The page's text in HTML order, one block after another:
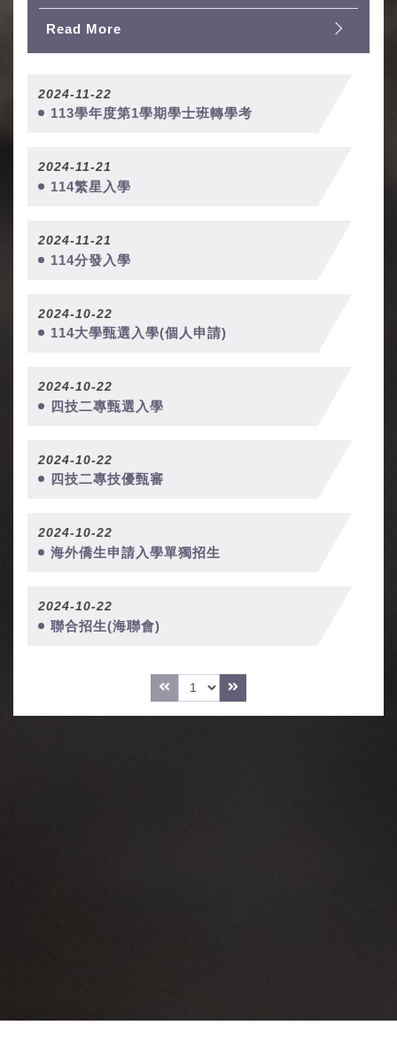
Read More
2024-11-22
113學年度第1學期學士班轉學考
2024-11-21
114繁星入學
2024-11-21
114分發入學
2024-10-22
114大學甄選入學(個人申請)
2024-10-22
四技二專甄選入學
2024-10-22
四技二專技優甄審
2024-10-22
海外僑生申請入學單獨招生
2024-10-22
聯合招生(海聯會)